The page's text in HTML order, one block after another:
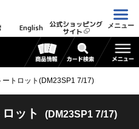
English 公式ショッピング
サイト
メニュー
ートロット(DM23SP1 7/17)
ット (DM23SP1 7/17)